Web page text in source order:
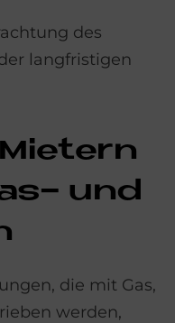
des
langfristigen
und
die mit Gas,
werden,